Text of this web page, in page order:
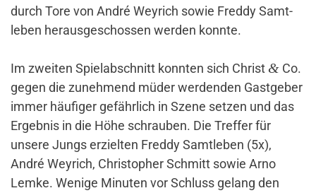
durch Tore von André Wey­rich sowie Freddy Samt­
leben her­aus­ge­schossen werden konnte.
Im zweiten Spiel­ab­schnitt konnten sich Christ& Co.
gegen die zuneh­mend müder wer­denden Gast­geber
immer häu­figer gefähr­lich in Szene setzen und das
Ergebnis in die Höhe schrauben. Die Treffer für
unsere Jungs erzielten Freddy Samt­leben (5x),
André Wey­rich, Chris­to­pher Schmitt sowie Arno
Lemke. Wenige Minuten vor Schluss gelang den